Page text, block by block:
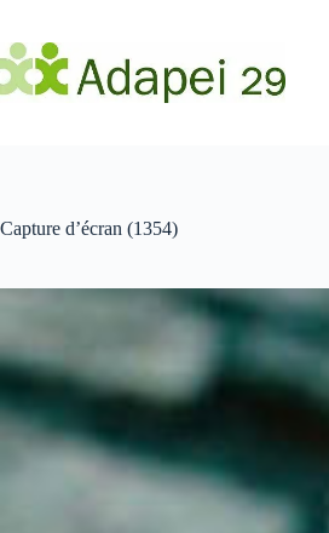
contenu
Capture d’écran (1354)